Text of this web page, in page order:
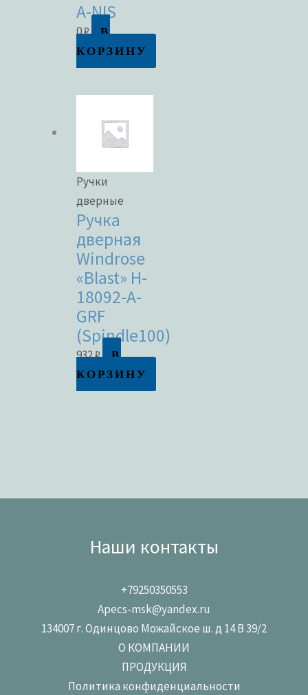
A-NIS
0₽
В
КОРЗИНУ
Ручки
дверные
Ручка
дверная
Windrose
«Blast» H-
18092-A-
GRF
(Spindle100)
932₽
В
КОРЗИНУ
Наши контакты
+79250350553
Apecs-msk@yandex.ru
134007 г. Одинцово Можайское ш. д 14 В 39/2
О КОМПАНИИ
ПРОДУКЦИЯ
Политика конфиденциальности